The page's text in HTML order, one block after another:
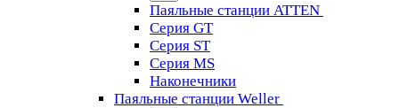
Паяльные станции ATTEN
Серия GT
Серия ST
Серия MS
Наконечники
Паяльные станции Weller